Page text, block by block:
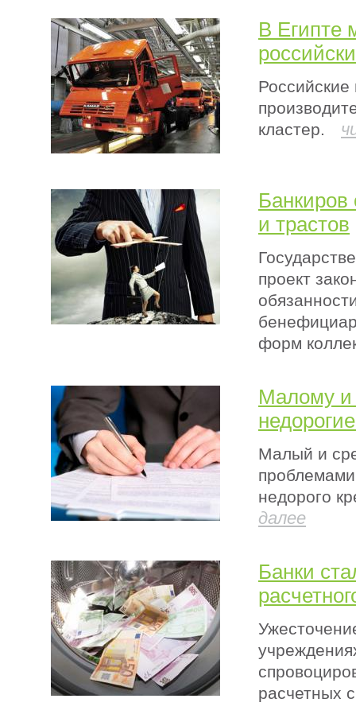
В Египте
кластер.
и трастов
проект
форм
Малому и
Малый и
недорого
далее
Банки
расчетных